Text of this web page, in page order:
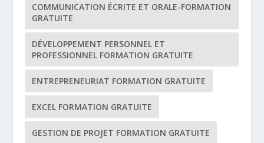
COMMUNICATION ÉCRITE ET ORALE-FORMATION
GRATUITE
DÉVELOPPEMENT PERSONNEL ET
PROFESSIONNEL FORMATION GRATUITE
ENTREPRENEURIAT FORMATION GRATUITE
EXCEL FORMATION GRATUITE
GESTION DE PROJET FORMATION GRATUITE